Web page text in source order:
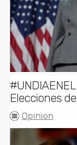
Elecciones
Opinion